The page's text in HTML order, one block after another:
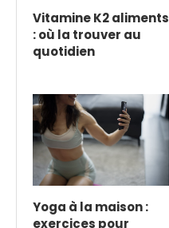
Vitamine K2 aliments
: où la trouver au
quotidien
Yoga à la maison :
exercices pour